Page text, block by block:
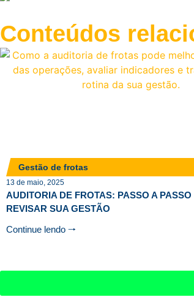
Conteúdos
Gestão de frotas
13 de maio, 2025
AUDITORIA DE FROTAS: PASSO A PASSO
REVISAR SUA GESTÃO
Continue lendo 🠒